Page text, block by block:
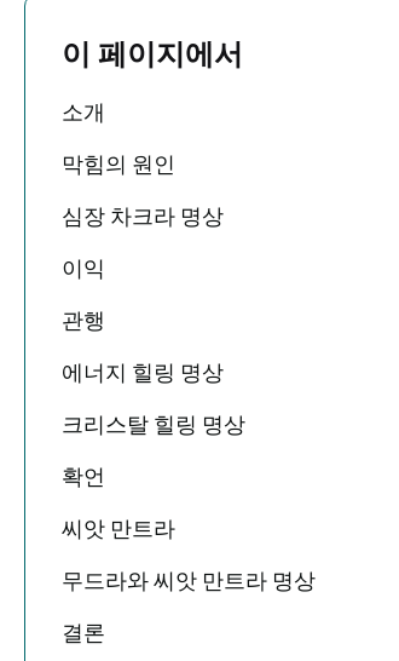
이 페이지에서
소개
막힘의 원인
심장 차크라 명상
이익
관행
에너지 힐링 명상
크리스탈 힐링 명상
확언
씨앗 만트라
무드라와 씨앗 만트라 명상
결론